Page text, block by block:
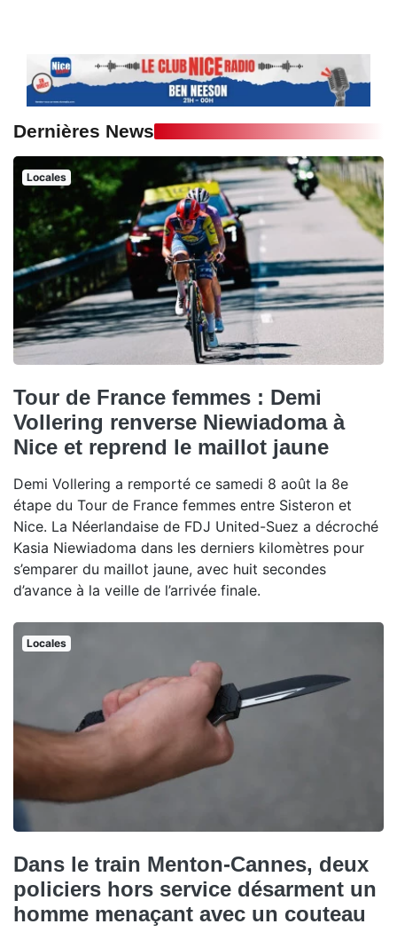
Dernières News
Locales
Tour de France femmes : Demi
Vollering renverse Niewiadoma à
Nice et reprend le maillot jaune
Demi Vollering a remporté ce samedi 8 août la 8e
étape du Tour de France femmes entre Sisteron et
Nice. La Néerlandaise de FDJ United-Suez a décroché
Kasia Niewiadoma dans les derniers kilomètres pour
s’emparer du maillot jaune, avec huit secondes
d’avance à la veille de l’arrivée finale.
Locales
Dans le train Menton-Cannes, deux
policiers hors service désarment un
homme menaçant avec un couteau